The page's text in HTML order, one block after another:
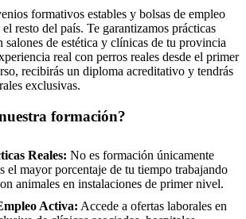
formativos estables y bolsas de empleo
resto del país. Te garantizamos prácticas
salones de estética y clínicas de tu provincia
real con perros reales desde el primer
recibirás un diploma acreditativo y tendrás
exclusivas.
formación?
Reales: No es formación únicamente
el mayor porcentaje de tu tiempo trabajando
animales en instalaciones de primer nivel.
Activa: Accede a ofertas laborales en